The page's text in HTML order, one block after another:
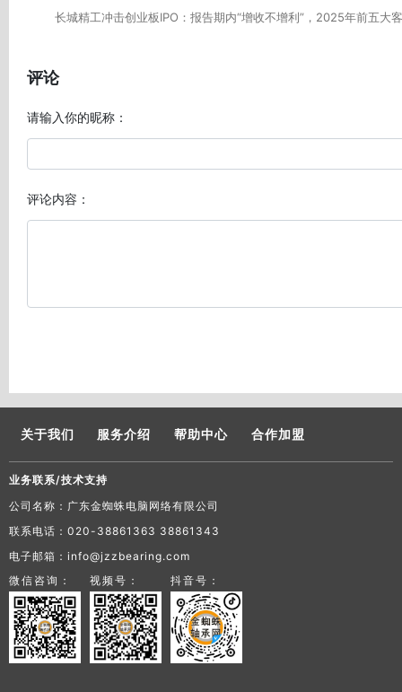
长城精工冲击创业板IPO：报告期内“增收不增利”，2025年前五大
评论
请输入你的昵称：
评论内容：
关于我们 服务介绍 帮助中心 合作加盟
业务联系/技术支持
公司名称：广东金蜘蛛电脑网络有限公司
联系电话：020-38861363 38861343
电子邮箱：info@jzzbearing.com
微信咨询：
视频号： 抖音号：